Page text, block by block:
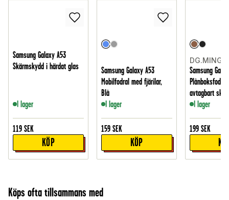
Samsung Galaxy A53
Skärmskydd i härdat glas
I lager
119 SEK
KÖP
Samsung Galaxy A53
Mobilfodral med fjärilar,
Blå
I lager
159 SEK
KÖP
DG.MING
Samsung
avtagbart
I lager
199 SEK
Köps ofta tillsammans med